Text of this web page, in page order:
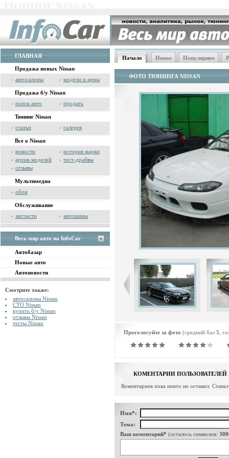
ГЛАВНАЯ
Продажа новых Nissan
» автосалоны » модели и цены
Продажа б/у Nissan
» поиск авто » продать
Тюнинг Nissan
» статьи » галерея
Все о Nissan
» новости » история марки
» архив моделей » тест-драйвы
» отзывы
Мультимедиа
» обои
Обслуживание
» запчасти » автошины
Весь мир авто на InfoCar
Автобазар
Новые авто
Автоновости
Смотрите также:
автосалоны Nissan
СТО Nissan
купить б/у Nissan
отзывы Nissan
тесты Nissan
Начало Новое Популярное
ФОТО ТЮНИНГА NISSAN
Проголосуйте за фото (средний бал 5 ,
КОМЕНТАРИИ ПОЛЬЗОВАТЕЛЕЙ
Коментариев пока никто не оставил.
Имя*:
Тема:
Ваш коментарий* (осталось символов: